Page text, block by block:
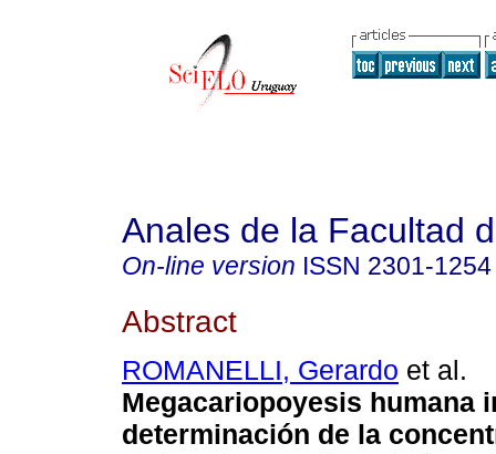
Anales de la Facultad
On-line version ISSN 2301-1254
Abstract
ROMANELLI, Gerardo et al.
Megacariopoyesis humana
determinación de la